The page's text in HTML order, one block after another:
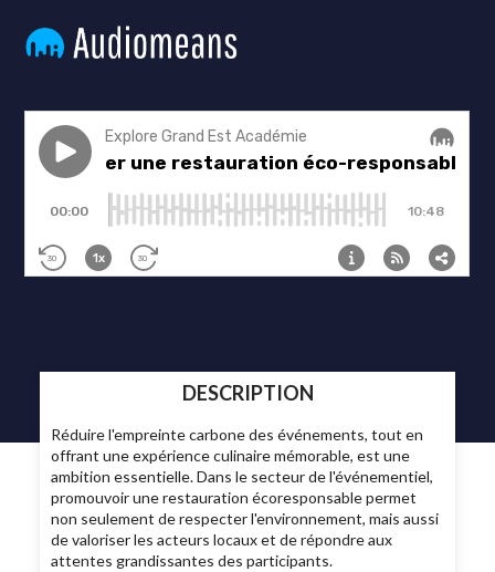
DESCRIPTION
Réduire l'empreinte carbone des événements, tout en
offrant une expérience culinaire mémorable, est une
ambition essentielle. Dans le secteur de l'événementiel,
promouvoir une restauration écoresponsable permet
non seulement de respecter l'environnement, mais aussi
de valoriser les acteurs locaux et de répondre aux
attentes grandissantes des participants.